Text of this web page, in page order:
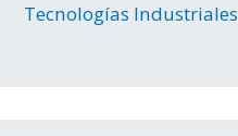
Tecnologías Industriales